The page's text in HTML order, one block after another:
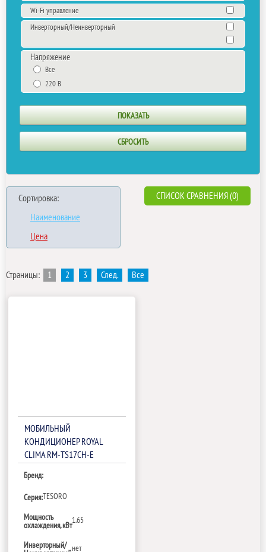
Wi-Fi управление
Инверторный/Неинверторный
Напряжение
Все
220 В
Сортировка:
Наименование
Цена
СПИСОК СРАВНЕНИЯ (0)
Страницы: 1 2 3 След. Все
МОБИЛЬНЫЙ
КОНДИЦИОНЕР ROYAL
CLIMA RM-TS17CH-E
Бренд:
Серия:TESORO
Мощность
охлаждения, кВт
1.65
Инверторный/ нет